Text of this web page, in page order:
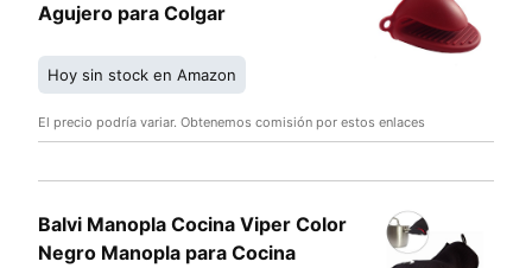
Agujero para Colgar
Hoy sin stock en Amazon
El precio podría variar. Obtenemos comisión por estos enlaces
Balvi Manopla Cocina Viper Color
Negro Manopla para Cocina